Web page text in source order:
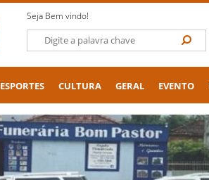
Seja Bem vindo!
ESPORTES CULTURA GERAL EVENTO